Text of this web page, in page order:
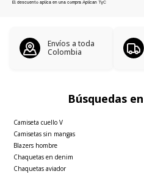
El descuento aplica en una compra Aplican TyC
Envíos a toda
Colombia
Búsquedas
Camiseta cuello V
Camisetas sin mangas
Blazers hombre
Chaquetas en denim
Chaquetas aviador